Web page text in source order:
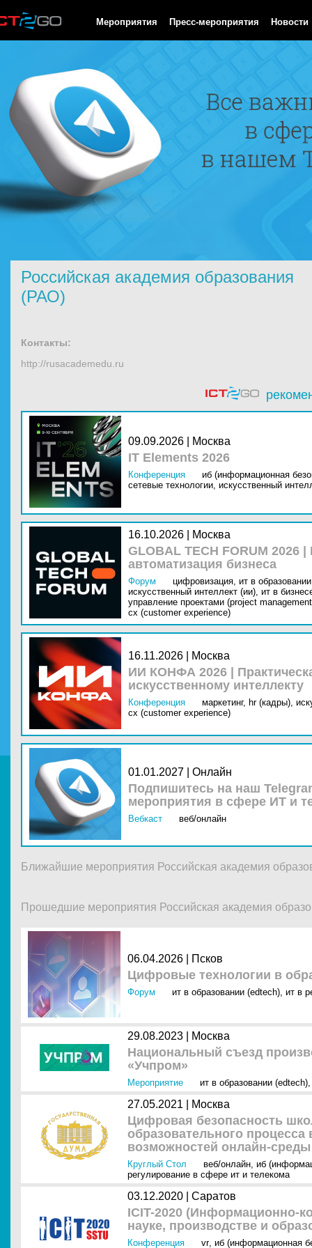
Мероприятия Пресс-мероприятия Новости
Российская академия образования
(РАО)
Контакты:
http://rusacademedu.ru
09.09.2026 | Москва
IT Elements 2026
Конференция
иб (информационная
сетевые технологии, искусственный
16.10.2026 | Москва
GLOBAL TECH FORUM
автоматизация бизнеса
Форум цифровизация, ит в
искусственный интеллект (ии), ит в
управление проектами (project
cx (customer experience)
16.11.2026 | Москва
ИИ КОНФА 2026 |
искусственному интеллекту
Конференция маркетинг, hr (кадры),
cx (customer experience)
01.01.2027 | Онлайн
Подпишитесь на наш
мероприятия в сфере ИТ и
Вебкаст веб/онлайн
Ближайшие мероприятия Российская академия
Прошедшие мероприятия Российская академия
06.04.2026 | Псков
Цифровые технологии в
Форум ит в образовании (edtech), ит в
29.08.2023 | Москва
Национальный съезд
«Учпром»
Мероприятие ит в образовании (edtech)
27.05.2021 | Москва
Цифровая безопасность
образовательного
возможностей онлайн-среды
Круглый Стол веб/онлайн, иб
регулирование в сфере ит и телекома
03.12.2020 | Саратов
ICIT-2020 (Информационно-
науке, производстве и
Конференция vr, иб (информационная